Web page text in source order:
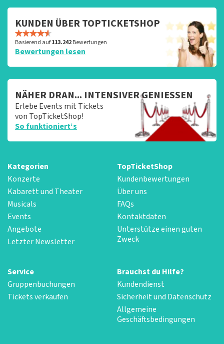
KUNDEN ÜBER TOPTICKETSHOP
Basierend auf113.242Bewertungen
Bewertungen lesen
NÄHER DRAN... INTENSIVER GENIESSEN
Erlebe Events mit Tickets
von TopTicketShop!
So funktioniert‘s
Kategorien
Konzerte
Kabarett und Theater
Musicals
Events
Angebote
Letzter Newsletter
TopTicketShop
Kundenbewertungen
Über uns
FAQs
Kontaktdaten
Unterstütze einen guten
Zweck
Service
Gruppenbuchungen
Tickets verkaufen
Brauchst du Hilfe?
Kundendienst
Sicherheit und Datenschutz
Allgemeine
Geschäftsbedingungen